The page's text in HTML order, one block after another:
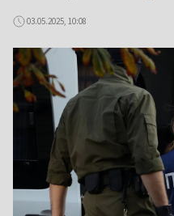
03.05.2025, 10:08